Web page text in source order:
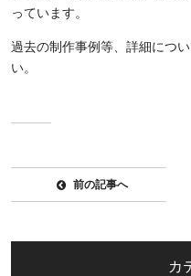
っています。
過去の制作事例等、詳細につ
い。
前の記事へ
カ